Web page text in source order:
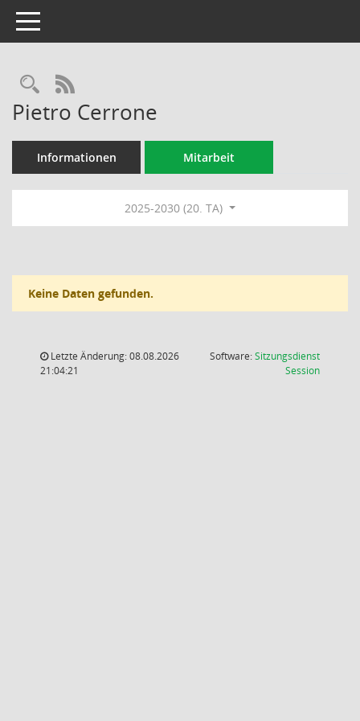
Toggle navigation
Rechercheauswahl
RSS-Feed
Pietro Cerrone
Informationen Mitarbeit
2025-2030 (20. TA)
Keine Daten gefunden.
Letzte Änderung: 08.08.2026
21:04:21
Software:Sitzungsdienst
Session(Wird in